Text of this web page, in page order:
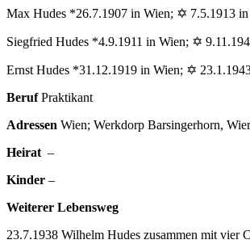
Max Hudes *26.7.1907 in Wien; ✡ 7.5.1913 in
Siegfried Hudes *4.9.1911 in Wien; ✡
Ernst Hudes *31.12.1919 in Wien; ✡
BerufPraktikant
Adressen Wien; Werkdorp Barsingerhorn,
Heirat –
Kinder –
Weiterer Lebensweg
23.7.1938 Wilhelm Hudes zusammen mit vier